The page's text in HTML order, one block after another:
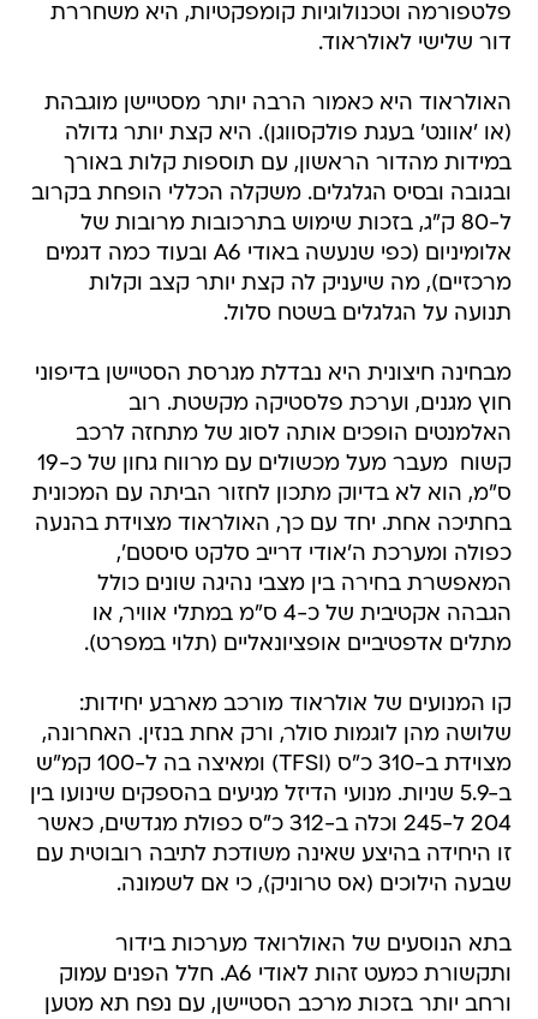
פלטפורמה וטכנולוגיות קומפקטיות, היא משחררת
דור שלישי לאולראוד.
האולראוד היא כאמור הרבה יותר מסטיישן מוגבהת
(או 'אוונט' בעגת פולקסווגן). היא קצת יותר גדולה
במידות מהדור הראשון, עם תוספות קלות באורך
ובגובה ובסיס הגלגלים. משקלה הכללי הופחת בקרוב
ל-80 ק"ג, בזכות שימוש בתרכובות מרובות של
אלומיניום (כפי שנעשה באודי A6 ובעוד כמה דגמים
מרכזיים), מה שיעניק לה קצת יותר קצב וקלות
תנועה על הגלגלים בשטח סלול.
מבחינה חיצונית היא נבדלת מגרסת הסטיישן בדיפוני
חוץ מגנים, וערכת פלסטיקה מקשטת. רוב
האלמנטים הופכים אותה לסוג של מתחזה לרכב
קשוח  מעבר מעל מכשולים עם מרווח גחון של כ-19
ס"מ, הוא לא בדיוק מתכון לחזור הביתה עם המכונית
בחתיכה אחת. יחד עם כך, האולראוד מצוידת בהנעה
כפולה ומערכת ה'אודי דרייב סלקט סיסטם',
המאפשרת בחירה בין מצבי נהיגה שונים כולל
הגבהה אקטיבית של כ-4 ס"מ במתלי אוויר, או
מתלים אדפטיביים אופציונאליים (תלוי במפרט).
קו המנועים של אולראוד מורכב מארבע יחידות:
שלושה מהן לוגמות סולר, ורק אחת בנזין. האחרונה,
מצוידת ב-310 כ"ס (TFSI) ומאיצה בה ל-100 קמ"ש
ב-5.9 שניות. מנועי הדיזל מגיעים בהספקים שינועו בין
204 ל-245 וכלה ב-312 כ"ס כפולת מגדשים, כאשר
זו היחידה בהיצע שאינה משודכת לתיבה רובוטית עם
שבעה הילוכים (אס טרוניק), כי אם לשמונה.
בתא הנוסעים של האולרואד מערכות בידור
ותקשורת כמעט זהות לאודי A6. חלל הפנים עמוק
ורחב יותר בזכות מרכב הסטיישן, עם נפח תא מטען